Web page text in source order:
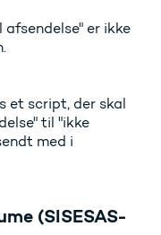
er ikke
et script, der skal
til "ikke
med i
(SISESAS-